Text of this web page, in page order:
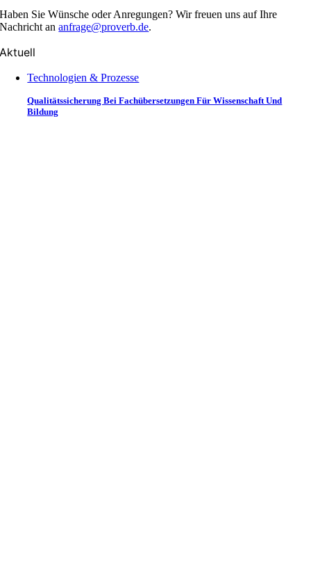
Haben Sie Wünsche oder Anregungen? Wir freuen uns auf Ihre
Nachricht ananfrage@proverb.de.
Aktuell
Technologien & Prozesse
Qualitätssicherung Bei Fachübersetzungen Für Wissenschaft Und
Bildung